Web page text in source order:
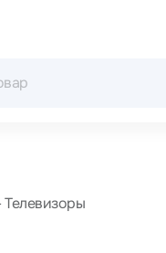
Телевизоры